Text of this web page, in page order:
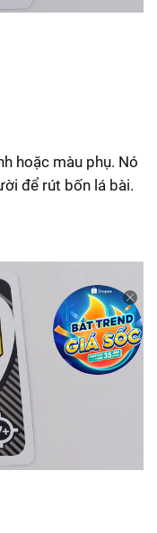
hoặc màu phụ. Nó
để rút bốn lá bài.